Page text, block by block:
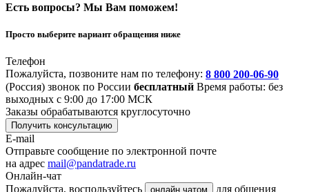
Есть вопросы? Мы Вам поможем!
Просто выберите вариант обращения ниже
Телефон
Пожалуйста, позвоните нам по телефону: 8 800 200-06-90
(Россия) звонок по России бесплатный Время работы: без
выходных с 9:00 до 17:00 МСК
Заказы обрабатываются круглосуточно
Получить консультацию
E-mail
Отправьте сообщение по электронной почте
на адрес mail@pandatrade.ru
Онлайн-чат
Пожалуйста, воспользуйтесь
онлайн чатом для общения